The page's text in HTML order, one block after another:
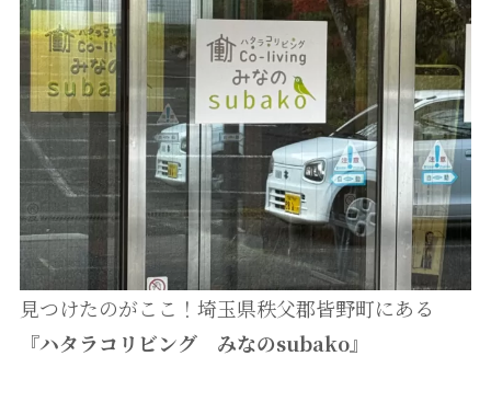
見つけたのがここ！埼玉県秩父郡皆野町にある
『ハタラコリビング みなのsubako』